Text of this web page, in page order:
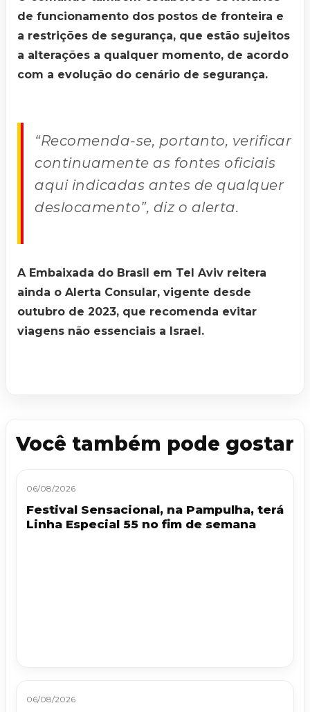
de funcionamento dos postos de fronteira e
a restrições de segurança, que estão sujeitos
a alterações a qualquer momento, de acordo
com a evolução do cenário de segurança.
“Recomenda-se, portanto, verificar
continuamente as fontes oficiais
aqui indicadas antes de qualquer
deslocamento”, diz o alerta.
A Embaixada do Brasil em Tel Aviv reitera
ainda o Alerta Consular, vigente desde
outubro de 2023, que recomenda evitar
viagens não essenciais a Israel.
Você também pode gostar
06/08/2026
Festival Sensacional, na Pampulha, terá
Linha Especial 55 no fim de semana
06/08/2026